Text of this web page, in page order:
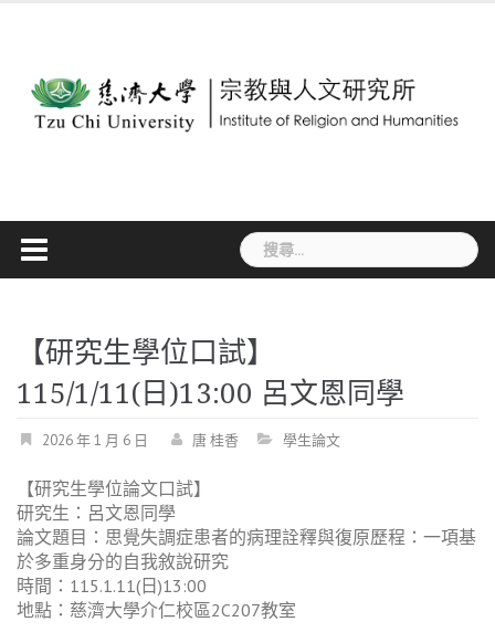
搜
尋
字:
【研究生學位口試】
115/1/11(日)13:00 呂文恩同學
2026 年 1 月 6 日 唐 桂香 學生論文
【研究生學位論文口試】
研究生：呂文恩同學
論文題目：思覺失調症患者的病理詮釋與復原歷程：一項基
於多重身分的自我敘說研究
時間：115.1.11(日)13:00
地點：慈濟大學介仁校區2C207教室